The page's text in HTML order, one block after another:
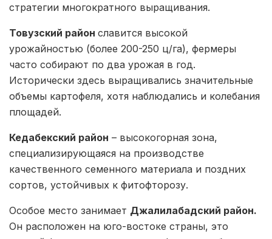
стратегии многократного выращивания.
Товузский район славится высокой
урожайностью (более 200-250 ц/га), фермеры
часто собирают по два урожая в год.
Исторически здесь выращивались значительные
объемы картофеля, хотя наблюдались и колебания
площадей.
Кедабекский район – высокогорная зона,
специализирующаяся на производстве
качественного семенного материала и поздних
сортов, устойчивых к фитофторозу.
Особое место занимает Джалилабадский район.
Он расположен на юго-востоке страны, это